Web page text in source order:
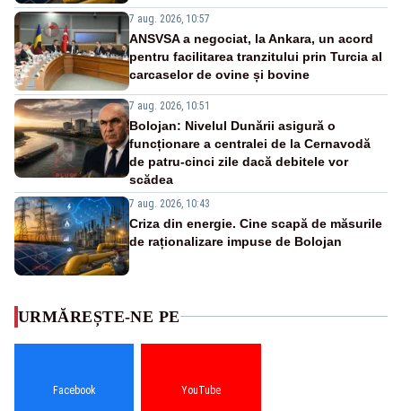
7 aug. 2026, 10:57
ANSVSA a negociat, la Ankara, un acord
pentru facilitarea tranzitului prin Turcia al
carcaselor de ovine și bovine
7 aug. 2026, 10:51
Bolojan: Nivelul Dunării asigură o
funcționare a centralei de la Cernavodă
de patru-cinci zile dacă debitele vor
scădea
7 aug. 2026, 10:43
Criza din energie. Cine scapă de măsurile
de raționalizare impuse de Bolojan
URMĂREȘTE-NE PE
Facebook YouTube